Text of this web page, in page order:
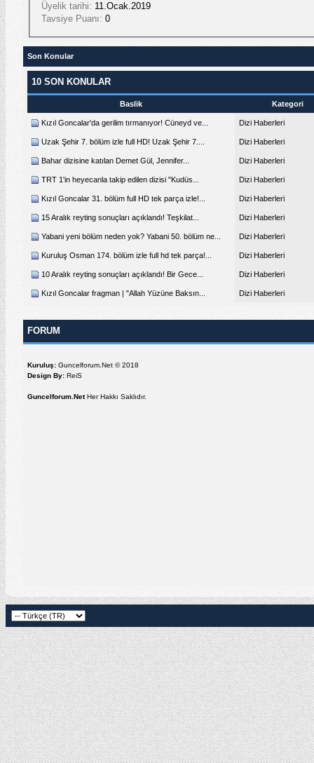
Üyelik tarihi: 11.Ocak.2019
Tavsiye Puanı: 0
Son Konular
10 SON KONULAR
Baslik Kategori
Kızıl Goncalar'da gerilim tırmanıyor! Cüneyd ve... Dizi Haberleri
Uzak Şehir 7. bölüm izle full HD! Uzak Şehir 7.... Dizi Haberleri
Bahar dizisine katılan Demet Gül, Jennifer... Dizi Haberleri
TRT 1'in heyecanla takip edilen dizisi "Kudüs... Dizi Haberleri
Kızıl Goncalar 31. bölüm full HD tek parça izle!... Dizi Haberleri
15 Aralık reyting sonuçları açıklandı! Teşkilat... Dizi Haberleri
Yabani yeni bölüm neden yok? Yabani 50. bölüm ne... Dizi Haberleri
Kuruluş Osman 174. bölüm izle full hd tek parça!... Dizi Haberleri
10 Aralık reyting sonuçları açıklandı! Bir Gece... Dizi Haberleri
Kızıl Goncalar fragman | "Allah Yüzüne Baksın... Dizi Haberleri
FORUM
Kuruluş: Guncelforum.Net © 2018
Design By: ReiS
Guncelforum.NetHer Hakkı Saklıdır.